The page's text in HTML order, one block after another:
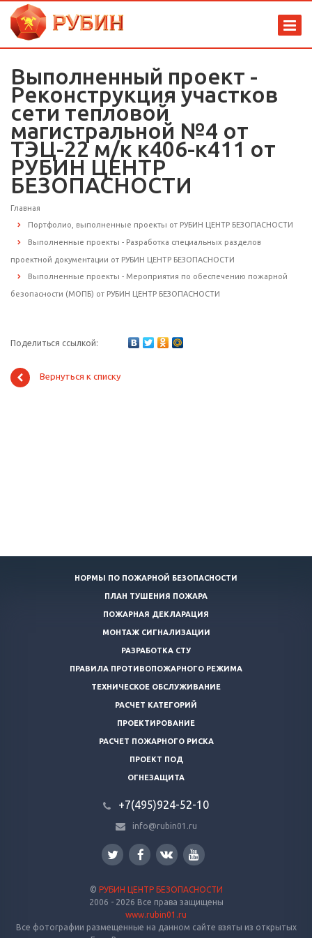
Выполненный проект -
Реконструкция участков
сети тепловой
магистральной №4 от
ТЭЦ-22 м/к к406-к411 от
РУБИН ЦЕНТР
БЕЗОПАСНОСТИ
Главная
Портфолио, выполненные проекты от РУБИН ЦЕНТР БЕЗОПАСНОСТИ
Выполненные проекты - Разработка специальных разделов
проектной документации от РУБИН ЦЕНТР БЕЗОПАСНОСТИ
Выполненные проекты - Мероприятия по обеспечению пожарной
безопасности (МОПБ) от РУБИН ЦЕНТР БЕЗОПАСНОСТИ
Поделиться ссылкой:
Вернуться к списку
НОРМЫ ПО ПОЖАРНОЙ БЕЗОПАСНОСТИ
ПЛАН ТУШЕНИЯ ПОЖАРА
ПОЖАРНАЯ ДЕКЛАРАЦИЯ
МОНТАЖ СИГНАЛИЗАЦИИ
РАЗРАБОТКА СТУ
ПРАВИЛА ПРОТИВОПОЖАРНОГО РЕЖИМА
ТЕХНИЧЕСКОЕ ОБСЛУЖИВАНИЕ
РАСЧЕТ КАТЕГОРИЙ
ПРОЕКТИРОВАНИЕ
РАСЧЕТ ПОЖАРНОГО РИСКА
ПРОЕКТ ПОД
ОГНЕЗАЩИТА
+7(495)924-52-10
info@rubin01.ru
© РУБИН ЦЕНТР БЕЗОПАСНОСТИ
2006 - 2026 Все права защищены
www.rubin01.ru
Все фотографии размещенные на данном сайте взяты из открытых